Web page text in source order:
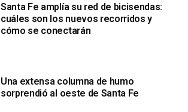
Santa Fe amplía su red de bicisendas:
cuáles son los nuevos recorridos y
cómo se conectarán
Una extensa columna de humo
sorprendió al oeste de Santa Fe